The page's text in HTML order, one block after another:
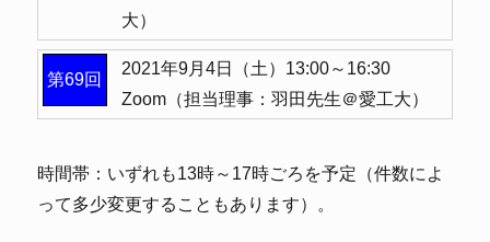
大）
第69回
2021年9月4日（土） 13:00～16:30
Zoom（担当理事：羽田先生＠愛工大）
時間帯：いずれも13時～17時ごろを予定（件数によ
って多少変更することもあります）。